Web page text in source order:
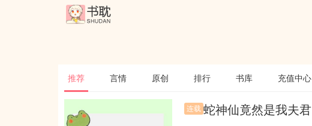
推荐 言情 原创 排行 书库 充值中心
连载 蛇神仙竟然是我夫君